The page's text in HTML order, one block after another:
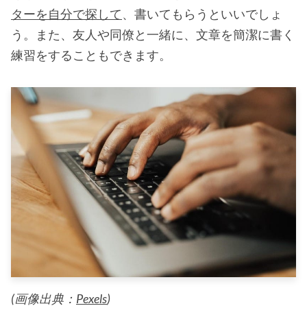
ターを自分で探して、書いてもらうといいでしょ
う。また、友人や同僚と一緒に、文章を簡潔に書く
練習をすることもできます。
(画像出典： Pexels)